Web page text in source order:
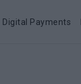
Digital Payments